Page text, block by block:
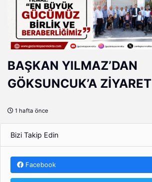
BAŞKAN YILMAZ’DAN
GÖKSUNCUK’A ZİYARET
1 hafta önce
Bizi Takip Edin
Facebook